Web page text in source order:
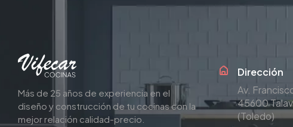
Más de 25 años de experiencia en el
diseño y construcción de tu cocinas con la
mejor relación calidad-precio.
Dirección
Av.
45600
(Toledo)